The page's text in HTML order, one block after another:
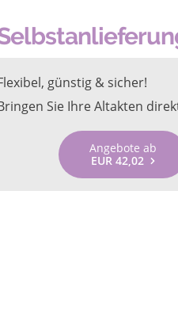
günstig & sicher!
Sie Ihre Altakten
Angebote ab
EUR 42,02